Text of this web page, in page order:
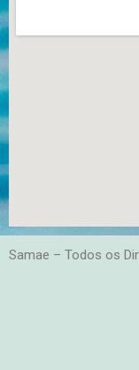
Samae – Todos os